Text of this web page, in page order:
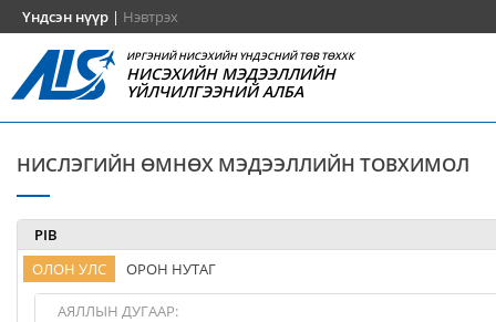
Үндсэн нүүр | Нэвтрэх
ИРГЭНИЙ НИСЭХИЙН ҮНДЭСНИЙ ТӨВ ТӨХХК
НИСЭХИЙН МЭДЭЭЛЛИЙН
ҮЙЛЧИЛГЭЭНИЙ АЛБА
НИСЛЭГИЙН ӨМНӨХ МЭДЭЭЛЛИЙН ТОВХИМОЛ
PIB
ОЛОН УЛС
ОРОН НУТАГ
АЯЛЛЫН ДУГААР: